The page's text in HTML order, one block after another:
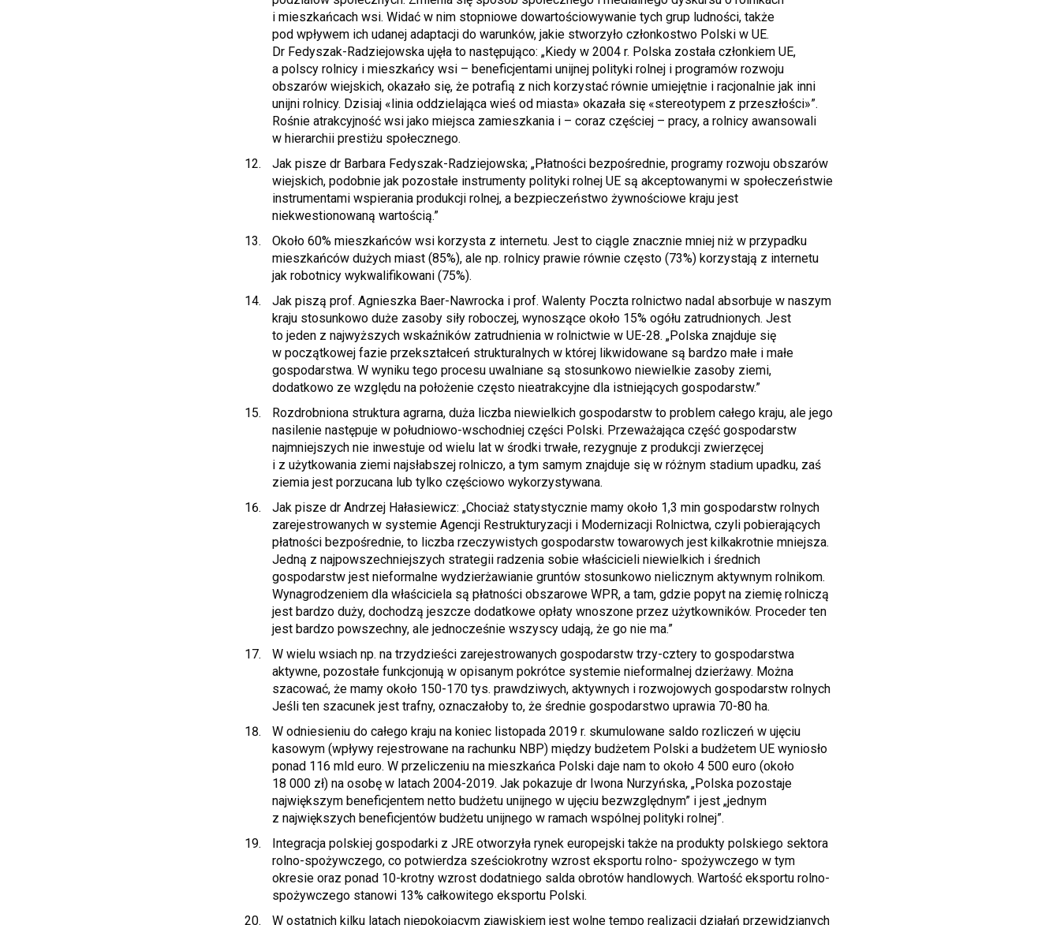
i mieszkańcach wsi. Widać w nim stopniowe dowartościowywanie tych grup ludności, także
pod wpływem ich udanej adaptacji do warunków, jakie stworzyło członkostwo Polski w UE.
Dr Fedyszak-Radziejowska ujęła to następująco: „Kiedy w 2004 r. Polska została członkiem UE,
a polscy rolnicy i mieszkańcy wsi – beneficjentami unijnej polityki rolnej i programów rozwoju
obszarów wiejskich, okazało się, że potrafią z nich korzystać równie umiejętnie i racjonalnie jak inni
unijni rolnicy. Dzisiaj «linia oddzielająca wieś od miasta» okazała się «stereotypem z przeszłości»”.
Rośnie atrakcyjność wsi jako miejsca zamieszkania i – coraz częściej – pracy, a rolnicy awansowali
w hierarchii prestiżu społecznego.
Jak pisze dr Barbara Fedyszak-Radziejowska; „Płatności bezpośrednie, programy rozwoju obszarów
wiejskich, podobnie jak pozostałe instrumenty polityki rolnej UE są akceptowanymi w społeczeństwie
instrumentami wspierania produkcji rolnej, a bezpieczeństwo żywnościowe kraju jest
niekwestionowaną wartością.”
Około 60% mieszkańców wsi korzysta z internetu. Jest to ciągle znacznie mniej niż w przypadku
mieszkańców dużych miast (85%), ale np. rolnicy prawie równie często (73%) korzystają z internetu
jak robotnicy wykwalifikowani (75%).
Jak piszą prof. Agnieszka Baer-Nawrocka i prof. Walenty Poczta rolnictwo nadal absorbuje w naszym
kraju stosunkowo duże zasoby siły roboczej, wynoszące około 15% ogółu zatrudnionych. Jest
to jeden z najwyższych wskaźników zatrudnienia w rolnictwie w UE-28. „Polska znajduje się
w początkowej fazie przekształceń strukturalnych w której likwidowane są bardzo małe i małe
gospodarstwa. W wyniku tego procesu uwalniane są stosunkowo niewielkie zasoby ziemi,
dodatkowo ze względu na położenie często nieatrakcyjne dla istniejących gospodarstw.”
Rozdrobniona struktura agrarna, duża liczba niewielkich gospodarstw to problem całego kraju, ale jego
nasilenie następuje w południowo-wschodniej części Polski. Przeważająca część gospodarstw
najmniejszych nie inwestuje od wielu lat w środki trwałe, rezygnuje z produkcji zwierzęcej
i z użytkowania ziemi najsłabszej rolniczo, a tym samym znajduje się w różnym stadium upadku, zaś
ziemia jest porzucana lub tylko częściowo wykorzystywana.
Jak pisze dr Andrzej Hałasiewicz: „Chociaż statystycznie mamy około 1,3 min gospodarstw rolnych
zarejestrowanych w systemie Agencji Restrukturyzacji i Modernizacji Rolnictwa, czyli pobierających
płatności bezpośrednie, to liczba rzeczywistych gospodarstw towarowych jest kilkakrotnie mniejsza.
Jedną z najpowszechniejszych strategii radzenia sobie właścicieli niewielkich i średnich
gospodarstw jest nieformalne wydzierżawianie gruntów stosunkowo nielicznym aktywnym rolnikom.
Wynagrodzeniem dla właściciela są płatności obszarowe WPR, a tam, gdzie popyt na ziemię rolniczą
jest bardzo duży, dochodzą jeszcze dodatkowe opłaty wnoszone przez użytkowników. Proceder ten
jest bardzo powszechny, ale jednocześnie wszyscy udają, że go nie ma.”
W wielu wsiach np. na trzydzieści zarejestrowanych gospodarstw trzy-cztery to gospodarstwa
aktywne, pozostałe funkcjonują w opisanym pokrótce systemie nieformalnej dzierżawy. Można
szacować, że mamy około 150-170 tys. prawdziwych, aktywnych i rozwojowych gospodarstw rolnych
Jeśli ten szacunek jest trafny, oznaczałoby to, że średnie gospodarstwo uprawia 70-80 ha.
W odniesieniu do całego kraju na koniec listopada 2019 r. skumulowane saldo rozliczeń w ujęciu
kasowym (wpływy rejestrowane na rachunku NBP) między budżetem Polski a budżetem UE wyniosło
ponad 116 mld euro. W przeliczeniu na mieszkańca Polski daje nam to około 4 500 euro (około
18 000 zł) na osobę w latach 2004-2019. Jak pokazuje dr Iwona Nurzyńska, „Polska pozostaje
największym beneficjentem netto budżetu unijnego w ujęciu bezwzględnym” i jest „jednym
z największych beneficjentów budżetu unijnego w ramach wspólnej polityki rolnej”.
Integracja polskiej gospodarki z JRE otworzyła rynek europejski także na produkty polskiego sektora
rolno-spożywczego, co potwierdza sześciokrotny wzrost eksportu rolno- spożywczego w tym
okresie oraz ponad 10-krotny wzrost dodatniego salda obrotów handlowych. Wartość eksportu rolno-
spożywczego stanowi 13% całkowitego eksportu Polski.
W ostatnich kilku latach niepokojącym zjawiskiem jest wolne tempo realizacji działań przewidzianych